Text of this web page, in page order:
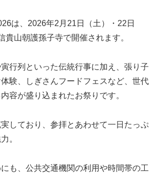
は、2026年2月21日（土）・22日
貴山朝護孫子寺で開催されます。
行列といった伝統行事に加え、張り子
験、しぎさんフードフェスなど、世代
容が盛り込まれたお祭りです。
しており、参拝とあわせて一日たっぷ
。
も、公共交通機関の利用や時間帯の工